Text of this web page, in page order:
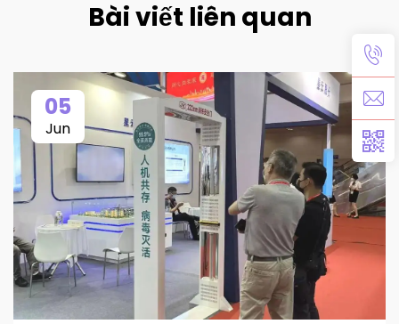
Bài viết liên quan
05
Jun